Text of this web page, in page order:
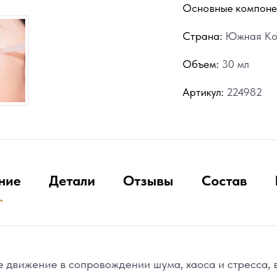
Основные
Страна: Южная
Объем: 30 мл
Артикул: 224982
Детали Отзывы Состав
в сопровождении шума, хаоса и стресса,